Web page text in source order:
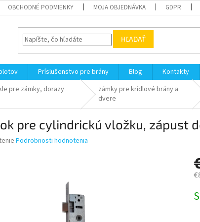
OBCHODNÉ PODMIENKY MOJA OBJEDNÁVKA GDPR
HĽADAŤ
Príslušenstvo pre brány Blog Kontakty
pre zámky, dorazy
zámky pre krídlové brány a
dvere
pre cylindrickú vložku, zápust
Podrobnosti hodnotenia